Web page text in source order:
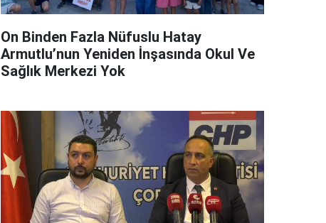
On Binden Fazla Nüfuslu Hatay
Armutlu’nun Yeniden İnşasında Okul Ve
Sağlık Merkezi Yok